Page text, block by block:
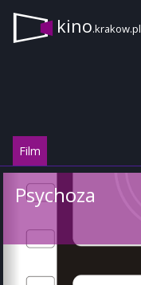
kino.krakow.pl
Film
Psychoza